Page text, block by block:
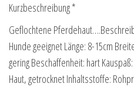
Kurzbeschreibung *
Geflochtene
Hunde geeignet Länge: 8-15cm
gering Beschaffenheit: hart
Haut, getrocknet Inhaltsstoffe: